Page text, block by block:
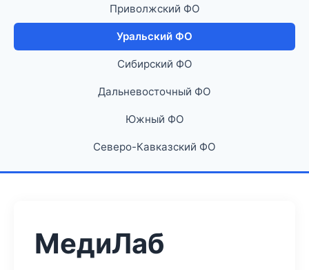
Приволжский ФО
Уральский ФО
Сибирский ФО
Дальневосточный ФО
Южный ФО
Северо-Кавказский ФО
МедиЛаб